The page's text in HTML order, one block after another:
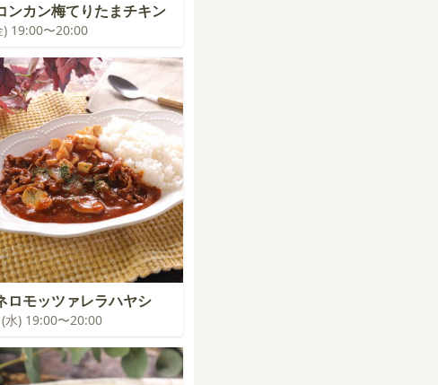
ンカン梅てりたまチキン
) 19:00〜20:00
ロモッツァレラハヤシ
水) 19:00〜20:00